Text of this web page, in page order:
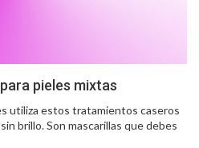
pieles mixtas
utiliza estos tratamientos caseros
brillo. Son mascarillas que debes